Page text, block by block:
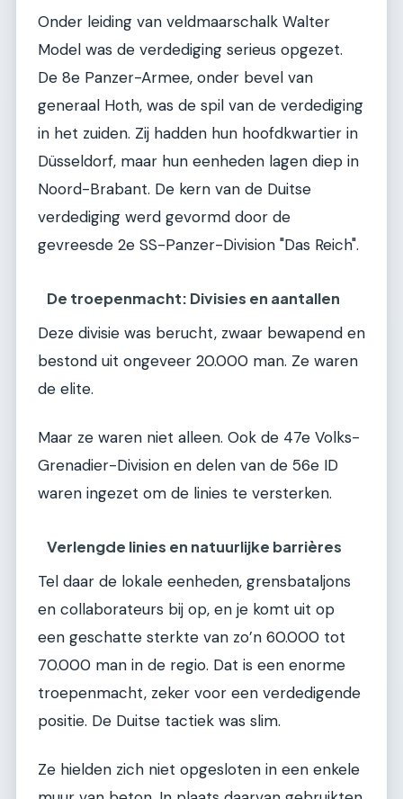
Onder leiding van veldmaarschalk Walter
Model was de verdediging serieus opgezet.
De 8e Panzer-Armee, onder bevel van
generaal Hoth, was de spil van de verdediging
in het zuiden. Zij hadden hun hoofdkwartier in
Düsseldorf, maar hun eenheden lagen diep in
Noord-Brabant. De kern van de Duitse
verdediging werd gevormd door de
gevreesde 2e SS-Panzer-Division "Das Reich".
De troepenmacht: Divisies en aantallen
Deze divisie was berucht, zwaar bewapend en
bestond uit ongeveer 20.000 man. Ze waren
de elite.
Maar ze waren niet alleen. Ook de 47e Volks-
Grenadier-Division en delen van de 56e ID
waren ingezet om de linies te versterken.
Verlengde linies en natuurlijke barrières
Tel daar de lokale eenheden, grensbataljons
en collaborateurs bij op, en je komt uit op
een geschatte sterkte van zo’n 60.000 tot
70.000 man in de regio. Dat is een enorme
troepenmacht, zeker voor een verdedigende
positie. De Duitse tactiek was slim.
Ze hielden zich niet opgesloten in een enkele